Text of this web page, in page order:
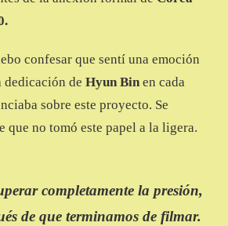
confesar que sentí una emoción
de Hyun Bin en cada
sobre este proyecto. Se
que no tomó este papel a la ligera.
completamente la presión,
de que terminamos de filmar.